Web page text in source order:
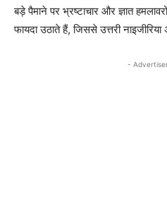
बड़े पैमाने पर भ्रष्टाचार और ज्ञात
फायदा उठाते हैं, जिससे उत्तरी
-